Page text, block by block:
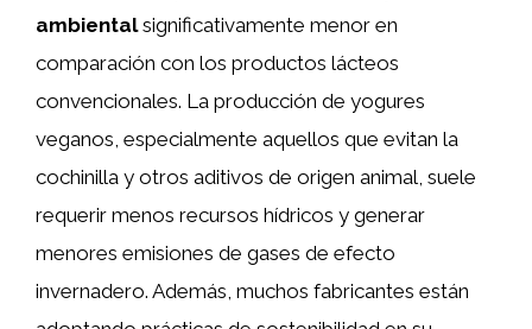
ambientalsignificativamente menor en
comparación con los productos lácteos
convencionales. La producción de yogures
veganos, especialmente aquellos que evitan la
cochinilla y otros aditivos de origen animal, suele
requerir menos recursos hídricos y generar
menores emisiones de gases de efecto
invernadero. Además, muchos fabricantes están